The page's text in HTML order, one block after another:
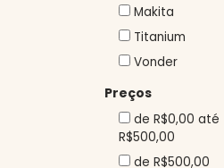
Makita
Titanium
Vonder
Preços
de R$0,00 até
R$500,00
de R$500,00